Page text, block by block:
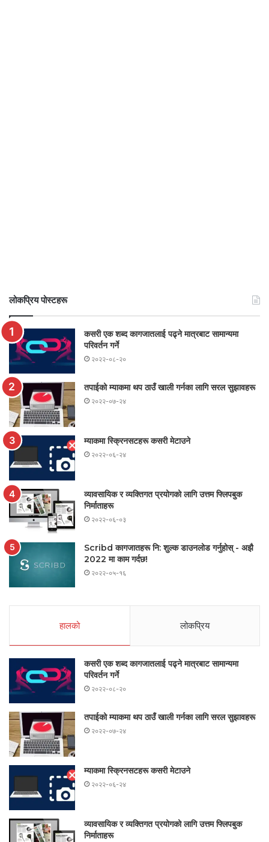
लोकप्रिय पोस्टहरू
कसरी एक शब्द कागजातलाई पढ्ने मात्रबाट सामान्यमा
परिवर्तन गर्ने
२०२२-०८-२०
तपाईको म्याकमा थप ठाउँ खाली गर्नका लागि सरल सुझावहरू
२०२२-०७-२४
म्याकमा स्क्रिनसटहरू कसरी मेटाउने
२०२२-०६-२४
व्यावसायिक र व्यक्तिगत प्रयोगको लागि उत्तम फ्लिपबुक
निर्माताहरू
२०२२-०६-०३
Scribd कागजातहरू नि: शुल्क डाउनलोड गर्नुहोस् - अझै
2022 मा काम गर्दछ!
२०२२-०५-१६
हालको लोकप्रिय
कसरी एक शब्द कागजातलाई पढ्ने मात्रबाट सामान्यमा
परिवर्तन गर्ने
२०२२-०८-२०
तपाईको म्याकमा थप ठाउँ खाली गर्नका लागि सरल सुझावहरू
२०२२-०७-२४
म्याकमा स्क्रिनसटहरू कसरी मेटाउने
२०२२-०६-२४
व्यावसायिक र व्यक्तिगत प्रयोगको लागि उत्तम फ्लिपबुक
निर्माताहरू